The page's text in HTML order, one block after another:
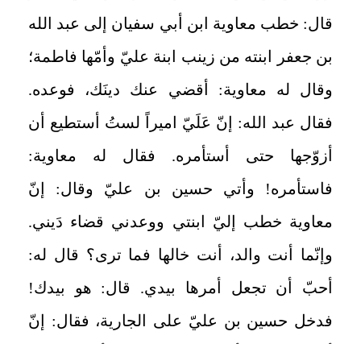
قال: خطب معاوية ابن أبي سفيان إلى عبد الله
بن جعفر ابنته من زينب ابنة عليّ وأمّها فاطمة؛
وقال له معاوية: أقضي عنك دينَك، فوعده.
فقال عبد الله: إنّ عَلَيّ اميراً لستُ أستطيع أن
أزوّجها حتى أستأمره. فقال له معاوية:
فاستأمره! وأتي حسين بن عليّ وقال: إنّ
معاوية خطب إليّ ابنتي ووعدني قضاء دَيني.
وإنّما أنت والد، أنت خالها فما ترى؟ قال له:
أحبّ أن تجعل أمرها بيدي. قال: هو بيدك!
فدخل حسين بن عليّ على الجارية، فقال: إنّ